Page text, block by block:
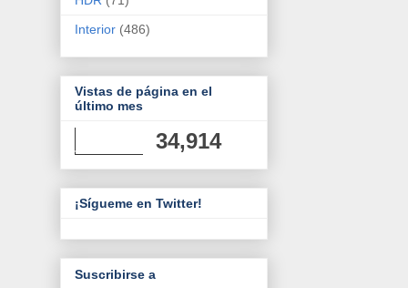
Interior (486)
Vistas de página en el
último mes
34,914
¡Sígueme en Twitter!
Suscribirse a